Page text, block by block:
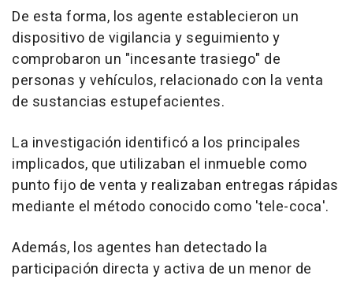
De esta forma, los agente establecieron un
dispositivo de vigilancia y seguimiento y
comprobaron un "incesante trasiego" de
personas y vehículos, relacionado con la venta
de sustancias estupefacientes.
La investigación identificó a los principales
implicados, que utilizaban el inmueble como
punto fijo de venta y realizaban entregas rápidas
mediante el método conocido como 'tele-coca'.
Además, los agentes han detectado la
participación directa y activa de un menor de